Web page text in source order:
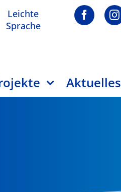
Leichte
Sprache
Aktuelles